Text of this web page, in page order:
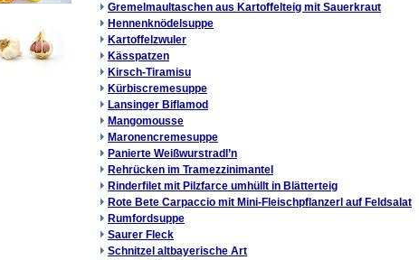
Gremelmaultaschen aus Kartoffelteig mit Sauerkraut
Hennenknödelsuppe
Kartoffelzwuler
Kässpatzen
Kirsch-Tiramisu
Kürbiscremesuppe
Lansinger Biflamod
Mangomousse
Maronencremesuppe
Panierte Weißwurstradl’n
Rehrücken im Tramezzinimantel
Rinderfilet mit Pilzfarce umhüllt in Blätterteig
Rote Bete Carpaccio mit Mini-Fleischpflanzerl auf Feldsalat
Rumfordsuppe
Saurer Fleck
Schnitzel altbayerische Art